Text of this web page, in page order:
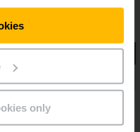
only